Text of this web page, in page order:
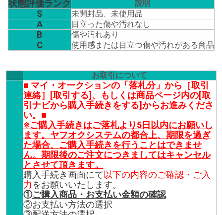
状態評価ランク 説明
S 未開封品、未使用品
A 目立った傷や汚れなし
B 傷や汚れあり
C 使用感または目立つ傷や汚れがある商品
お取引について
■ マイ・オークションの「落札分」から［取引
連絡］[取引する]、もしくは商品ページ内の[取
引ナビから購入手続きをする]からお進みくださ
い。■
※ご購入手続きはご落札より5日以内にお願いし
ます。ヤフオクシステムの都合上、期限を過ぎ
た場合、ご購入手続きを行うことはできませ
ん。期限後のご注文につきましてはキャンセル
とさせて頂きます。
購入手続き画面にて以下の内容のご確認・ご入
力をお願いいたします。
①ご購入商品・お支払い金額の確認
②お支払い方法の選択